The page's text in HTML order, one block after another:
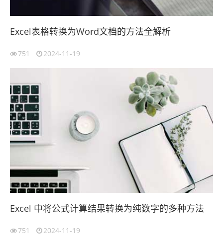
Excel表格转换为Word文档的方法全解析
751 2024-11-19
Excel 中将公式计算结果转换为纯数字的多种方法
751 2024-11-19